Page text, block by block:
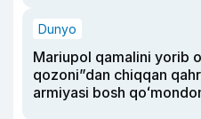
Dunyo
Mariupol qamalini yorib
qozoni”dan chiqqan
armiyasi bosh